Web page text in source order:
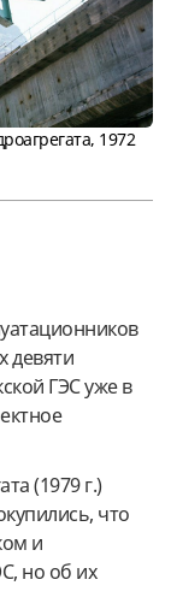
1972
девяти
ГЭС уже в
(1979 г.)
что
и
но об их